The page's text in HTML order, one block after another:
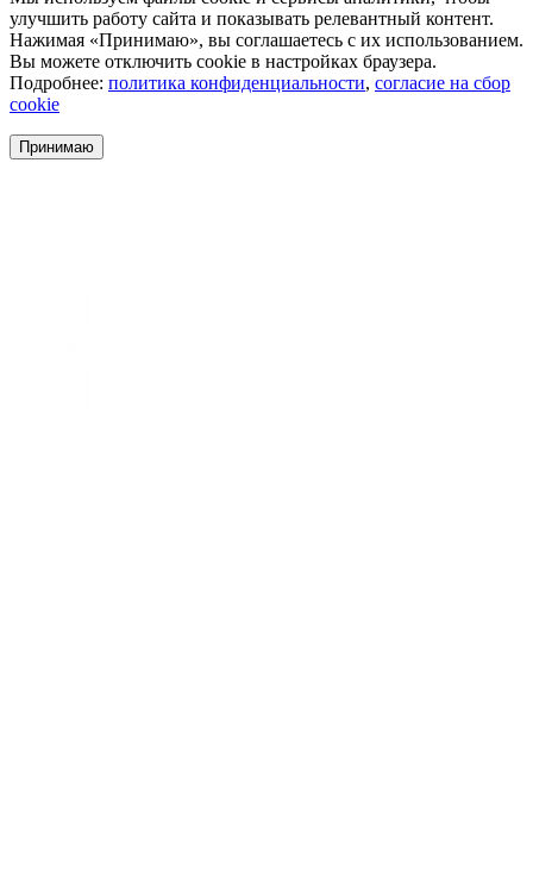
улучшить работу сайта и показывать релевантный контент.
Нажимая «Принимаю», вы соглашаетесь с их использованием.
Вы можете отключить cookie в настройках браузера.
Подробнее: политика конфиденциальности, согласие на сбор
cookie
Принимаю